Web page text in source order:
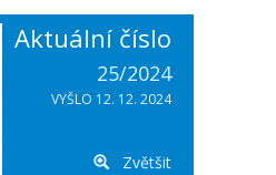
Aktuální číslo
25/2024
VYŠLO 12. 12. 2024
Zvětšit